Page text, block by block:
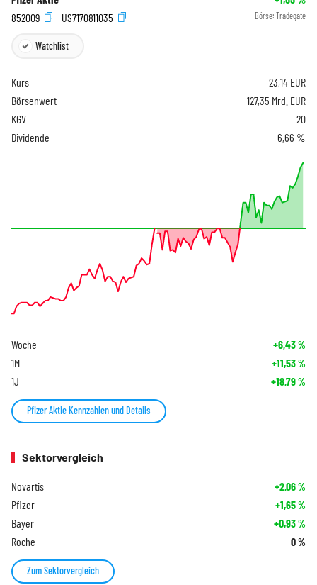
852009
US7170811035 Börse: Tradegate
Watchlist
Kurs 23,14 EUR
Börsenwert
127,35 Mrd. EUR
KGV
20
Dividende
6,66 %
Woche +6,43%
1M +11,53%
1J +18,79%
Pfizer Aktie Kennzahlen und Details
Sektorvergleich
Novartis +2,06%
Pfizer +1,65%
Bayer +0,93%
Roche 0%
Zum Sektorvergleich